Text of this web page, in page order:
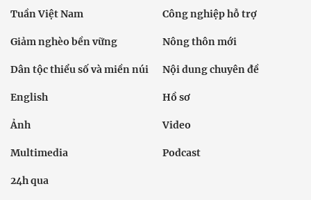
Thời sự Kinh doanh
Dân tộc và Tôn giáo Thể thao
Giáo dục Thế giới
Đời sống Văn hóa - Giải trí
Sức khỏe Công nghệ
Ô tô xe máy Du lịch
Bất động sản